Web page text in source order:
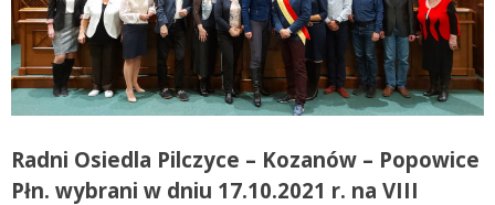
Radni Osie­dla Pilczyce – Kozanów – Popowice
Płn. wybrani w dniu 17.10.2021 r. na VIII